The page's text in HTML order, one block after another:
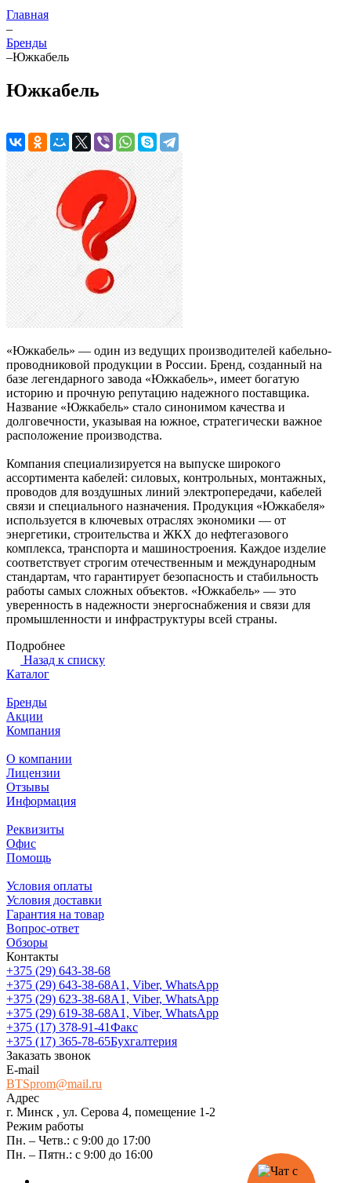
Главная
–
Бренды
–Южкабель
Южкабель
«Южкабель» — один из ведущих производителей кабельно-
проводниковой продукции в России. Бренд, созданный на
базе легендарного завода «Южкабель», имеет богатую
историю и прочную репутацию надежного поставщика.
Название «Южкабель» стало синонимом качества и
долговечности, указывая на южное, стратегически важное
расположение производства.
Компания специализируется на выпуске широкого
ассортимента кабелей: силовых, контрольных, монтажных,
проводов для воздушных линий электропередачи, кабелей
связи и специального назначения. Продукция «Южкабеля»
используется в ключевых отраслях экономики — от
энергетики, строительства и ЖКХ до нефтегазового
комплекса, транспорта и машиностроения. Каждое изделие
соответствует строгим отечественным и международным
стандартам, что гарантирует безопасность и стабильность
работы самых сложных объектов. «Южкабель» — это
уверенность в надежности энергоснабжения и связи для
промышленности и инфраструктуры всей страны.
Подробнее
Назад к списку
Каталог
Бренды
Акции
Компания
О компании
Лицензии
Отзывы
Информация
Реквизиты
Офис
Помощь
Условия оплаты
Условия доставки
Гарантия на товар
Вопрос-ответ
Обзоры
Контакты
+375 (29) 643-38-68
+375 (29) 643-38-68А1, Viber, WhatsApp
+375 (29) 623-38-68А1, Viber, WhatsApp
+375 (29) 619-38-68А1, Viber, WhatsApp
+375 (17) 378-91-41Факс
+375 (17) 365-78-65Бухгалтерия
Заказать звонок
E-mail
BTSprom@mail.ru
Адрес
г. Минск , ул. Серова 4, помещение 1-2
Режим работы
Пн. – Четв.: с 9:00 до 17:00
Пн. – Пятн.: с 9:00 до 16:00